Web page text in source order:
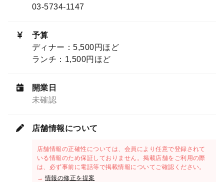
03-5734-1147
予算
ディナー：5,500円ほど
ランチ：1,500円ほど
開業日
未確認
店舗情報について
店舗情報の正確性については、会員により任意で登録されて
いる情報のため保証しておりません。掲載店舗をご利用の際
は、必ず事前に電話等で掲載情報についてご確認ください。
→情報の修正を提案